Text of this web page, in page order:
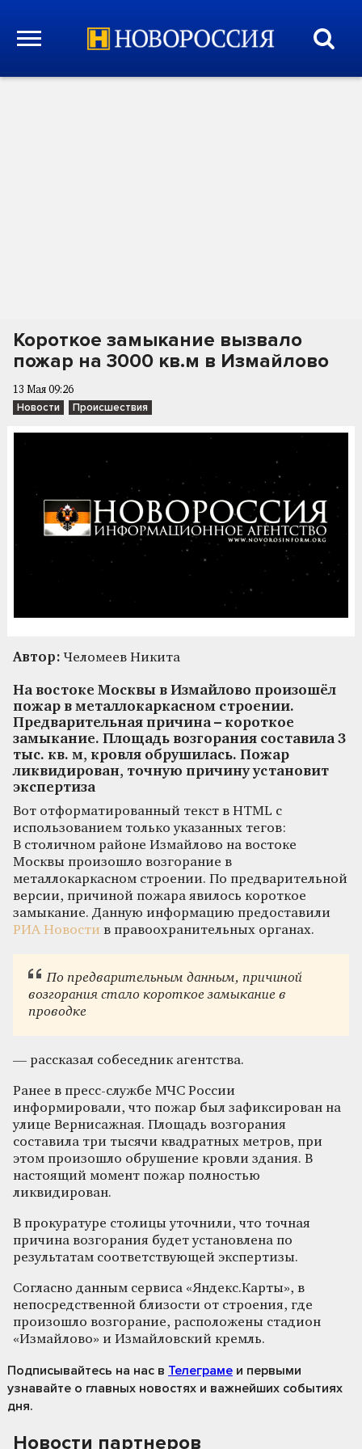
Короткое замыкание вызвало
пожар на 3000 кв.м в Измайлово
13 Мая 09:26
Новости Происшествия
Автор: Челомеев Никита
На востоке Москвы в Измайлово произошёл
пожар в металлокаркасном строении.
Предварительная причина – короткое
замыкание. Площадь возгорания составила 3
тыс. кв. м, кровля обрушилась. Пожар
ликвидирован, точную причину установит
экспертиза
Вот отформатированный текст в HTML с
использованием только указанных тегов:
В столичном районе Измайлово на востоке
Москвы произошло возгорание в
металлокаркасном строении. По предварительной
версии, причиной пожара явилось короткое
замыкание. Данную информацию предоставили
РИА Новости в правоохранительных органах.
По предварительным данным, причиной
возгорания стало короткое замыкание в
проводке
— рассказал собеседник агентства.
Ранее в пресс-службе МЧС России
информировали, что пожар был зафиксирован на
улице Вернисажная. Площадь возгорания
составила три тысячи квадратных метров, при
этом произошло обрушение кровли здания. В
настоящий момент пожар полностью
ликвидирован.
В прокуратуре столицы уточнили, что точная
причина возгорания будет установлена по
результатам соответствующей экспертизы.
Согласно данным сервиса «Яндекс.Карты», в
непосредственной близости от строения, где
произошло возгорание, расположены стадион
«Измайлово» и Измайловский кремль.
Подписывайтесь на нас в Телеграме и первыми
узнавайте о главных новостях и важнейших событиях
дня.
Новости партнеров